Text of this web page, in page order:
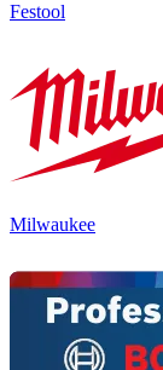
Festool
Milwaukee